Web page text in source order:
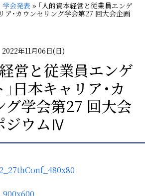
学会発表 » ｢人的資本経営と従業員エンゲ
ア･カウンセリング学会第27 回大会企画
2022年11月06日(日)
営と従業員エンゲ
日本キャリア･カ
グ学会第27 回大会
ジウムⅣ